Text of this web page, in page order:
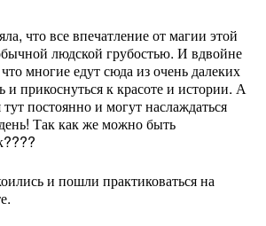
что все впечатление от магии этой
людской грубостью. И вдвойне
многие едут сюда из очень далеких
и прикоснуться к красоте и истории. А
постоянно и могут наслаждаться
Так как же можно быть
и пошли практиковаться на